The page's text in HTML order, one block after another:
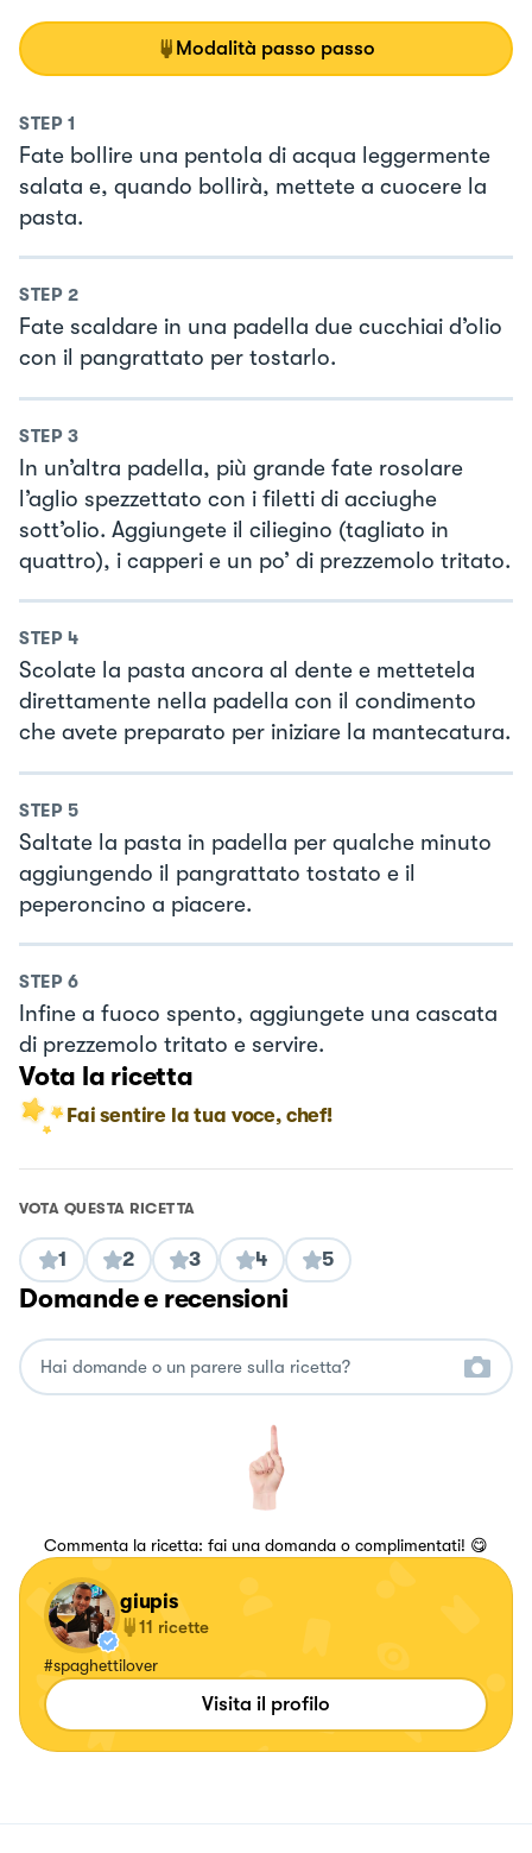
Modalità passo passo
STEP 1
Fate bollire una pentola di acqua leggermente
salata e, quando bollirà, mettete a cuocere la
pasta.
STEP 2
Fate scaldare in una padella due cucchiai d’olio
con il pangrattato per tostarlo.
STEP 3
In un’altra padella, più grande fate rosolare
l’aglio spezzettato con i filetti di acciughe
sott’olio. Aggiungete il ciliegino (tagliato in
quattro), i capperi e un po’ di prezzemolo tritato.
STEP 4
Scolate la pasta ancora al dente e mettetela
direttamente nella padella con il condimento
che avete preparato per iniziare la mantecatura.
STEP 5
Saltate la pasta in padella per qualche minuto
aggiungendo il pangrattato tostato e il
peperoncino a piacere.
STEP 6
Infine a fuoco spento, aggiungete una cascata
di prezzemolo tritato e servire.
Vota la ricetta
Fai sentire la tua voce, chef!
VOTA QUESTA RICETTA
1 2 3 4 5
Domande e recensioni
Commenta la ricetta: fai una domanda o complimentati! 😋
giupis
11 ricette
#spaghettilover
Visita il profilo